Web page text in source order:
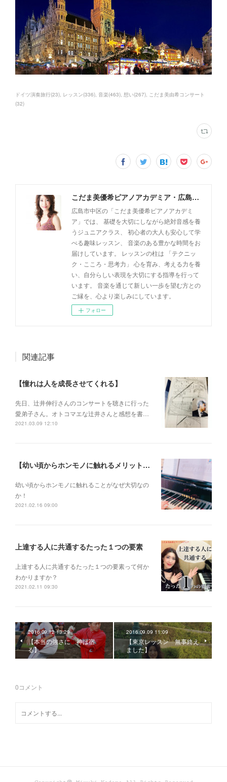
ドイツ演奏旅行(23) レッスン(336) 音楽(463) 想い(267) こだま美由希コンサート
(32)
こだま美優希ピアノアカデミア・広島市中区
広島市中区の「こだま美優希ピアノアカデミ
ア」では、 基礎を大切にしながら絶対音感を養
うジュニアクラス、 初心者の大人も安心して学
べる趣味レッスン、 音楽のある豊かな時間をお
届けしています。 レッスンの柱は 「テクニッ
ク・こころ・思考力」 心を育み、考える力を養
い、自分らしい表現を大切にする指導を行って
います。 音楽を通じて新しい一歩を望む方との
ご縁を、心より楽しみにしています。
フォロー
関連記事
【憧れは人を成長させてくれる】
先日、辻井伸行さんのコンサートを 聴きに行った
愛弟子さん。 オトコマエな辻井さんと 感想を書…
2021.03.09 12:10
【幼い頃からホンモノに触れるメリットとは？】
幼い頃からホンモノに 触れることがなぜ大切なの
か！
2021.02.16 09:00
上達する人に共通するたった１つの要素
上達する人に共通するたった１つの要素って何か
わかりますか？
2021.02.11 09:30
2016.09.12 13:29
【本当の強さに 神は宿
る】
2016.09.09 11:09
【東京レッスン 無事終え
ました】
0コメント